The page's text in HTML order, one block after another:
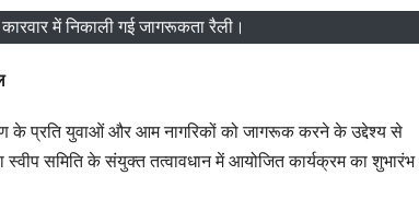
में निकाली गई जागरूकता रैली।
के प्रति युवाओं और आम नागरिकों को जागरूक करने के उद्देश्य से
समिति के संयुक्त तत्वावधान में आयोजित कार्यक्रम का शुभारंभ